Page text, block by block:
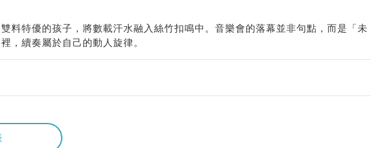
料特優的孩子，將數載汗水融入絲竹扣鳴中。音樂會的落幕並非句點，而是「未
，續奏屬於自己的動人旋律。